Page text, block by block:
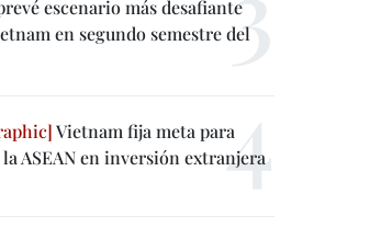
escenario más desafiante
en segundo semestre del
Vietnam fija meta para
ASEAN en inversión extranjera